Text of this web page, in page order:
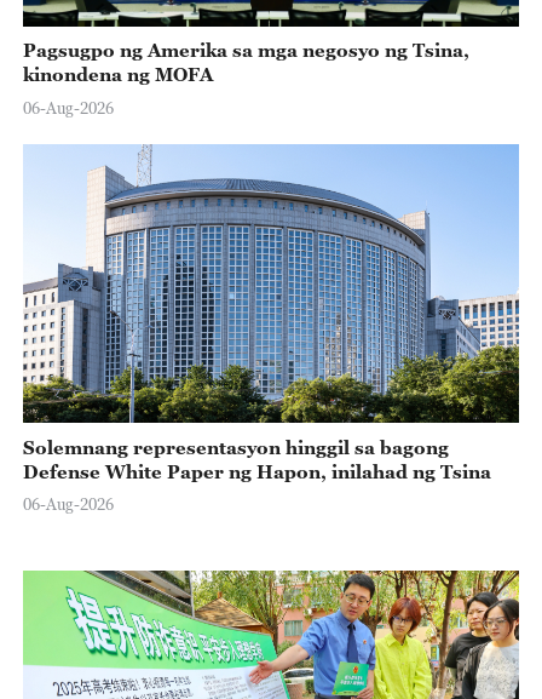
Pagsugpo ng Amerika sa mga negosyo ng Tsina,
kinondena ng MOFA
06-Aug-2026
Solemnang representasyon hinggil sa bagong
Defense White Paper ng Hapon, inilahad ng Tsina
06-Aug-2026